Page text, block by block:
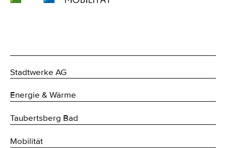
Stadtwerke AG
Energie & Wärme
Taubertsberg Bad
Mobilität